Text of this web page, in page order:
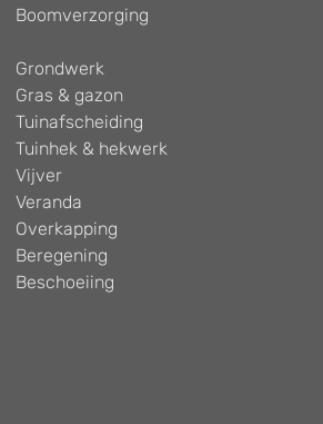
Boomverzorging
Grondwerk
Gras & gazon
Tuinafscheiding
Tuinhek & hekwerk
Vijver
Veranda
Overkapping
Beregening
Beschoeiing